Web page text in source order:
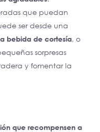
que puedan
ser desde una
bebida de cortesía, o
sorpresas
y fomentar la
que recompensen a